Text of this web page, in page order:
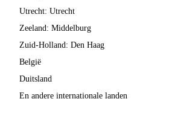
Utrecht: Utrecht
Zeeland: Middelburg
Zuid-Holland: Den Haag
België
Duitsland
En andere internationale landen